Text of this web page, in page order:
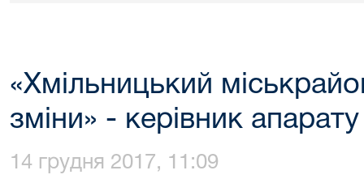
«Хмільницький
зміни» - керівник
14 грудня 2017, 11:09